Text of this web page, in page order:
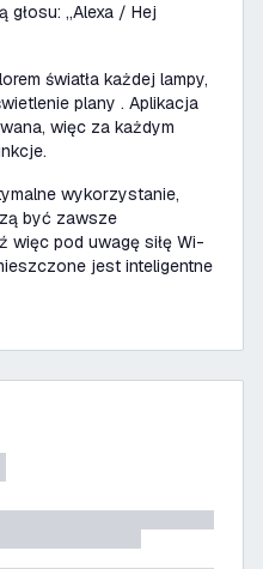
głosu: „Alexa / Hej
światła każdej lampy,
plany . Aplikacja
więc za każdym
wykorzystanie,
być zawsze
więc pod uwagę siłę Wi-
jest inteligentne